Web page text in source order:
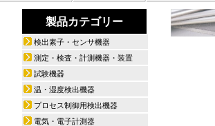
製品カテゴリー
検出素子・センサ機器
測定・検査・計測機器・装置
試験機器
温・湿度検出機器
プロセス制御用検出機器
電気・電子計測器